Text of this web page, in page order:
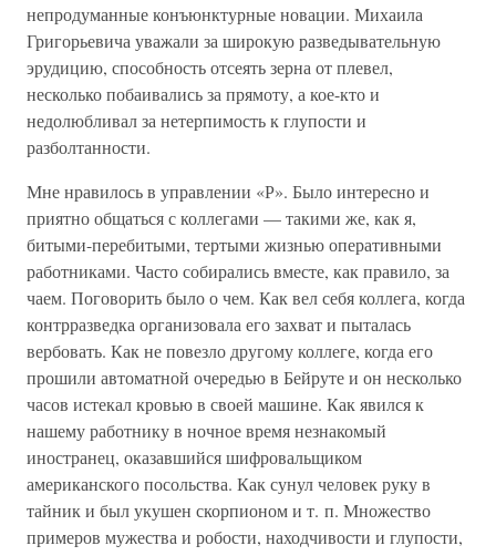
непродуманные конъюнктурные новации. Михаила
Григорьевича уважали за широкую разведывательную
эрудицию, способность отсеять зерна от плевел,
несколько побаивались за прямоту, а кое-кто и
недолюбливал за нетерпимость к глупости и
разболтанности.
Мне нравилось в управлении «Р». Было интересно и
приятно общаться с коллегами — такими же, как я,
битыми-перебитыми, тертыми жизнью оперативными
работниками. Часто собирались вместе, как правило, за
чаем. Поговорить было о чем. Как вел себя коллега, когда
контрразведка организовала его захват и пыталась
вербовать. Как не повезло другому коллеге, когда его
прошили автоматной очередью в Бейруте и он несколько
часов истекал кровью в своей машине. Как явился к
нашему работнику в ночное время незнакомый
иностранец, оказавшийся шифровальщиком
американского посольства. Как сунул человек руку в
тайник и был укушен скорпионом и т. п. Множество
примеров мужества и робости, находчивости и глупости,